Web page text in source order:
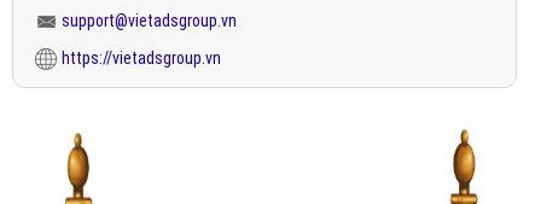
support@vietadsgroup.vn
https://vietadsgroup.vn